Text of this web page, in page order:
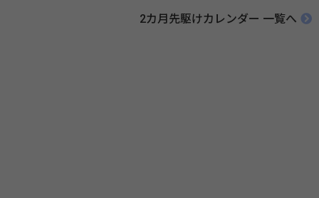
伝えたい！薬との付き合い方」（保健指導リソースガイド）
2カ月先駆けカレンダー 一覧へ